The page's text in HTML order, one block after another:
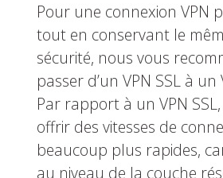
Pour une connexion VPN
tout en conservant le
sécurité, nous vous
passer d’un VPN SSL à un
Par rapport à un VPN
offrir des vitesses de
beaucoup plus rapides,
au niveau de la couche